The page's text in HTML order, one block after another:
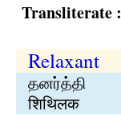
Transliterate :
Relaxant
தனர்த்தி
शिथिलक